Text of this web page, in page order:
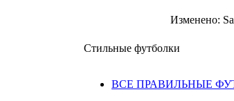
Изменено:
Стильные футболки
ВСЕ ПРАВИЛЬНЫЕ